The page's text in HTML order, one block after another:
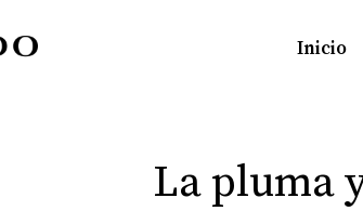
Inicio
La pluma